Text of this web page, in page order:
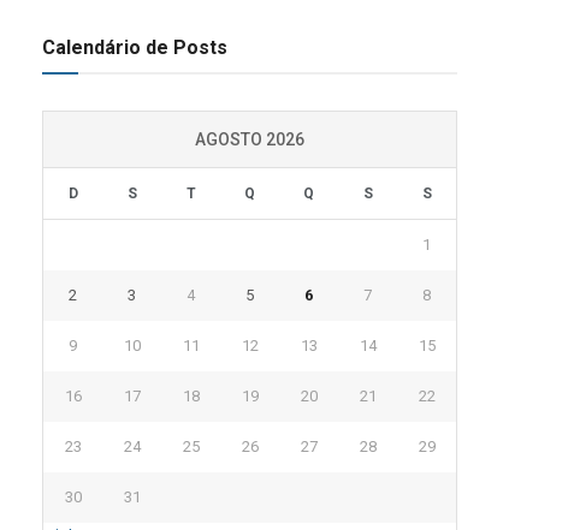
Calendário de Posts
AGOSTO 2026
D S T Q Q S S
1
2 3 4 5 6 7 8
9 10 11 12 13 14 15
16 17 18 19 20 21 22
23 24 25 26 27 28 29
30 31